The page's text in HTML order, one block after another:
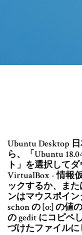
Ubuntu Desktop
ら、「Ubuntu
ト」を選択して
VirtualBox - 情報
ックするか、ま
ンはマウスポイ
schon の [o:] の値
の gedit にコピペ
づけたファイルに